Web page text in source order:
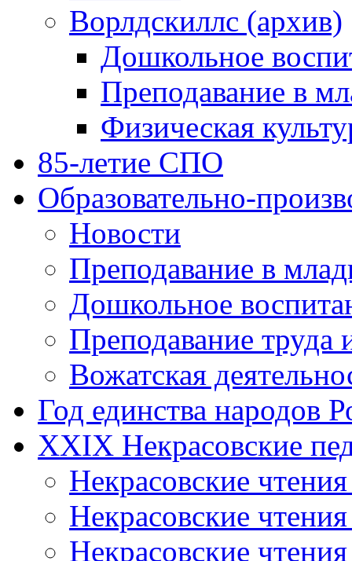
Ворлдскиллс (архив)
Дошкольное
Преподавание в
Физическая
85-летие СПО
Образовательно-
Новости
Преподавание в
Дошкольное
Преподавание труда
Вожатская
Год единства народов
XXIX Некрасовские
Некрасовские
Некрасовские
Некрасовские